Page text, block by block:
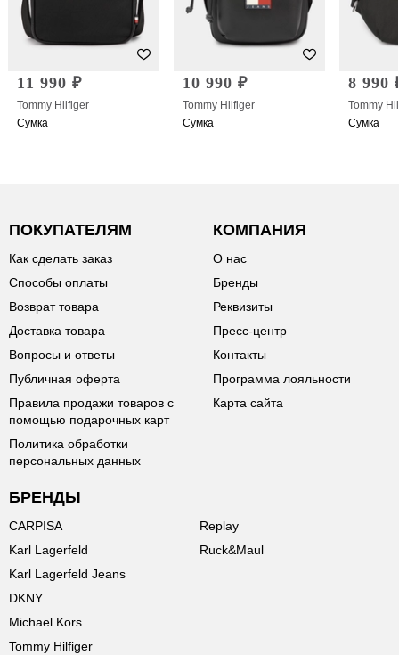
11 990 ₽
Tommy Hilfiger
Сумка
10 990 ₽
Tommy Hilfiger
Сумка
8 990
Tommy
Сумка
ПОКУПАТЕЛЯМ
Как сделать заказ
Способы оплаты
Возврат товара
Доставка товара
Вопросы и ответы
Публичная оферта
Правила продажи товаров с
помощью подарочных карт
Политика обработки
персональных данных
КОМПАНИЯ
О нас
Бренды
Реквизиты
Пресс-центр
Контакты
Программа лояльности
Карта сайта
БРЕНДЫ
CARPISA
Karl Lagerfeld
Karl Lagerfeld Jeans
DKNY
Michael Kors
Tommy Hilfiger
Replay
Ruck&Maul